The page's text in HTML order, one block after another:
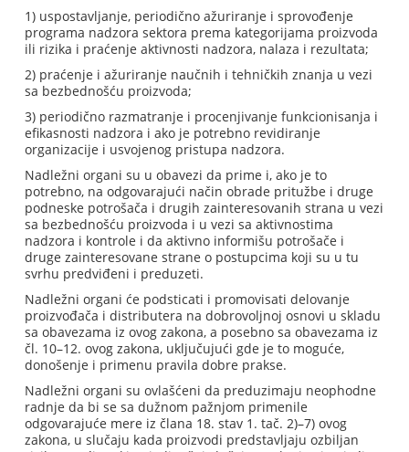
1) uspostavljanje, periodično ažuriranje i sprovođenje
programa nadzora sektora prema kategorijama proizvoda
ili rizika i praćenje aktivnosti nadzora, nalaza i rezultata;
2) praćenje i ažuriranje naučnih i tehničkih znanja u vezi
sa bezbednošću proizvoda;
3) periodično razmatranje i procenjivanje funkcionisanja i
efikasnosti nadzora i ako je potrebno revidiranje
organizacije i usvojenog pristupa nadzora.
Nadležni organi su u obavezi da prime i, ako je to
potrebno, na odgovarajući način obrade pritužbe i druge
podneske potrošača i drugih zainteresovanih strana u vezi
sa bezbednošću proizvoda i u vezi sa aktivnostima
nadzora i kontrole i da aktivno informišu potrošače i
druge zainteresovane strane o postupcima koji su u tu
svrhu predviđeni i preduzeti.
Nadležni organi će podsticati i promovisati delovanje
proizvođača i distributera na dobrovoljnoj osnovi u skladu
sa obavezama iz ovog zakona, a posebno sa obavezama iz
čl. 10–12. ovog zakona, uključujući gde je to moguće,
donošenje i primenu pravila dobre prakse.
Nadležni organi su ovlašćeni da preduzimaju neophodne
radnje da bi se sa dužnom pažnjom primenile
odgovarajuće mere iz člana 18. stav 1. tač. 2)–7) ovog
zakona, u slučaju kada proizvodi predstavljaju ozbiljan